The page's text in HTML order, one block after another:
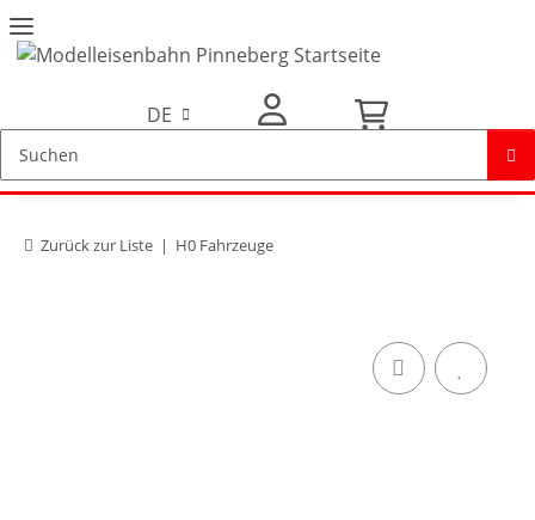
DE
Zurück zur Liste H0 Fahrzeuge